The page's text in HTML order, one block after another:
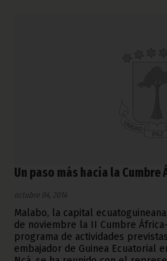
Un paso más hacia la
octubre 04, 2014
Malabo, la capital
de noviembre la II Cumbre
programa de actividades
embajador de Guinea Ecuatorial